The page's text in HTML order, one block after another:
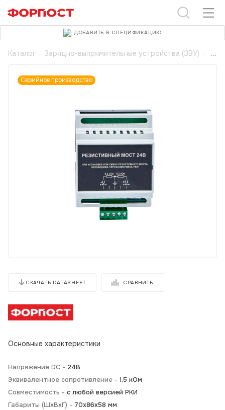
Каталог - Зарядно-выпрямительные устройства (ЗВУ) -
Серийное производство
СКАЧАТЬ DATASHEET СРАВНИТЬ
Основные характеристики
Напряжение DC - 24В
Эквивалентное сопротивление - 1,5 кОм
Совместимость - с любой версией РКИ
Габариты (ШxВxГ) - 70х86х58 мм
ДОБАВИТЬ В СПЕЦИФИКАЦИЮ